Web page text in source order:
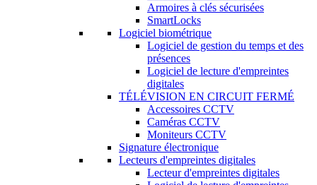
Armoires à clés sécurisées
SmartLocks
Logiciel biométrique
Logiciel de gestion du temps et des
présences
Logiciel de lecture d'empreintes
digitales
TÉLÉVISION EN CIRCUIT FERMÉ
Accessoires CCTV
Caméras CCTV
Moniteurs CCTV
Signature électronique
Lecteurs d'empreintes digitales
Lecteur d'empreintes digitales